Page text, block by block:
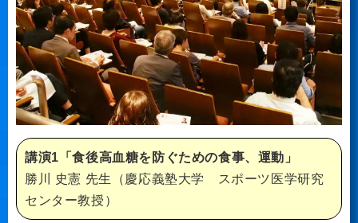
講演1「食後高血糖を防ぐための食事、運動」
勝川 史憲 先生（慶応義塾大学 スポーツ医学研究
センター教授）